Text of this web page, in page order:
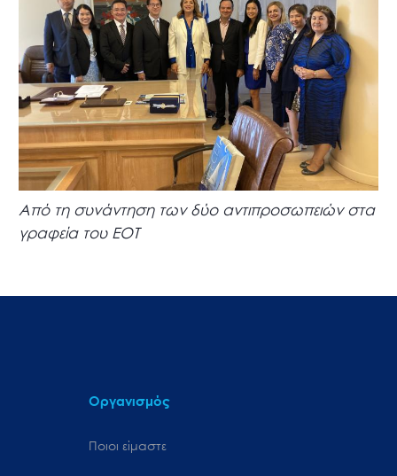
Από τη συνάντηση των δύο αντιπροσωπειών στα
γραφεία του ΕΟΤ
Οργανισμός
Ποιοι είμαστε